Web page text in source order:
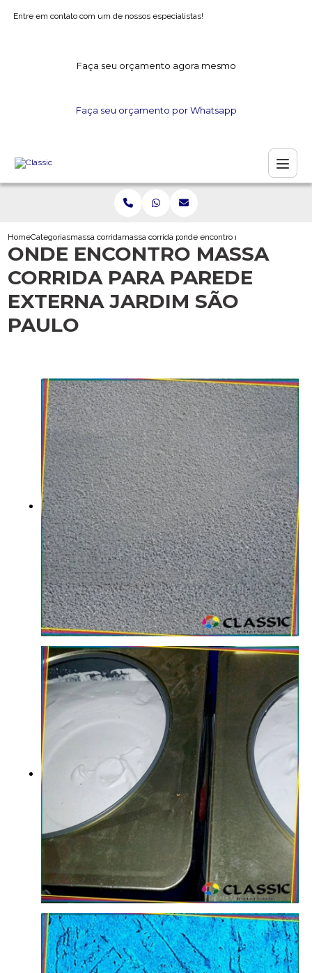
Entre em contato com um de nossos especialistas!
Faça seu orçamento agora mesmo
Faça seu orçamento por Whatsapp
HomeCategoriasmassa corridamassa corrida para acabamentoonde encontro massa corrida para
ONDE ENCONTRO MASSA
CORRIDA PARA PAREDE
EXTERNA JARDIM SÃO
PAULO